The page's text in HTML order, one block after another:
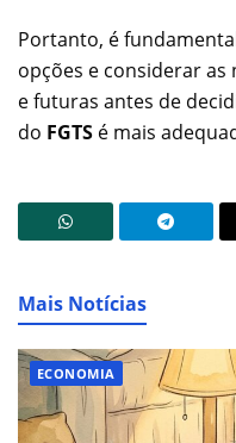
Portanto, é
opções e considerar as
e futuras antes de
do FGTS é mais
Mais Notícias
ECONOMIA